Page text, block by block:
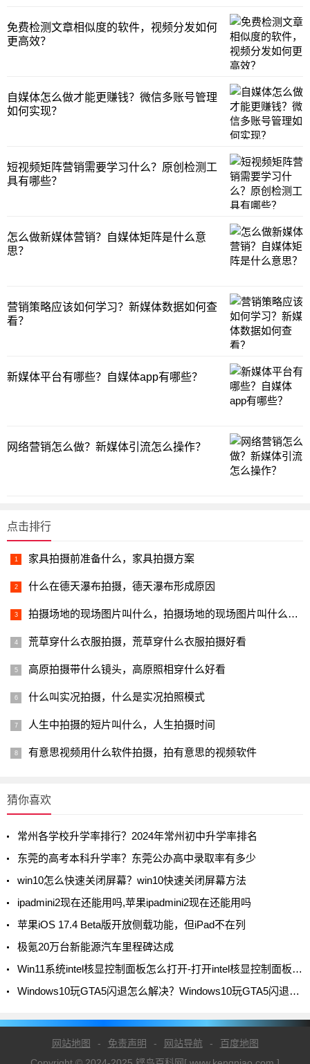
免费检测文章相似度的软件，视频分发如何
更高效？
自媒体怎么做才能更赚钱？微信多账号管理
如何实现？
短视频矩阵营销需要学习什么？原创检测工
具有哪些？
怎么做新媒体营销？自媒体矩阵是什么意
思？
营销策略应该如何学习？新媒体数据如何查
看？
新媒体平台有哪些？自媒体app有哪些？
网络营销怎么做？新媒体引流怎么操作？
点击排行
家具拍摄前准备什么，家具拍摄方案
什么在德天瀑布拍摄，德天瀑布形成原因
拍摄场地的现场图片叫什么，拍摄场地的现场图片叫什么名字
荒草穿什么衣服拍摄，荒草穿什么衣服拍摄好看
高原拍摄带什么镜头，高原照相穿什么好看
什么叫实况拍摄，什么是实况拍照模式
人生中拍摄的短片叫什么，人生拍摄时间
有意思视频用什么软件拍摄，拍有意思的视频软件
猜你喜欢
常州各学校升学率排行？2024年常州初中升学率排名
东莞的高考本科升学率？东莞公办高中录取率有多少
win10怎么快速关闭屏幕？win10快速关闭屏幕方法
ipadmini2现在还能用吗,苹果ipadmini2现在还能用吗
苹果iOS 17.4 Beta版开放侧载功能，但iPad不在列
极氪20万台新能源汽车里程碑达成
Win11系统intel核显控制面板怎么打开-打开intel核显控制面板的方法
Windows10玩GTA5闪退怎么解决？Windows10玩GTA5闪退解决方法
网站地图 - 免责声明 - 网站导航 -
百度地图